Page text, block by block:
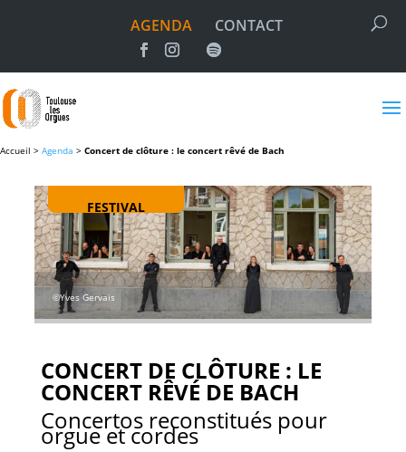
AGENDA CONTACT
Accueil > Agenda > Concert de clôture : le concert rêvé de Bach
FESTIVAL
©Yves Gervais
CONCERT DE CLÔTURE : LE
CONCERT RÊVÉ DE BACH
Concertos reconstitués pour
orgue et cordes